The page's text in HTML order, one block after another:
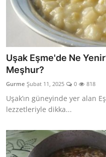
Uşak Eşme'de Ne
Meşhur?
Gurme Şubat 11, 2025 0 818
Uşak’ın güneyinde yer alan
lezzetleriyle dikka...